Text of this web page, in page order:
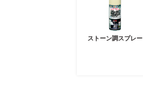
ストーン調スプレー